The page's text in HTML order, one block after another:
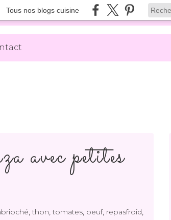
Tous nos blogs cuisine
petites
,thon,tomates, oeuf, repasfroid,